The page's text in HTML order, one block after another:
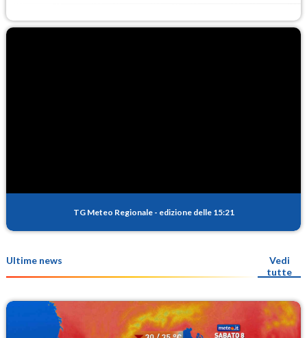
TG Meteo Regionale - edizione delle 15:21
Ultime news
Vedi
tutte